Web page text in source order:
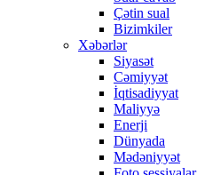
Çətin sual
Bizimkiler
Xəbərlər
Siyasət
Cəmiyyət
İqtisadiyyat
Maliyyə
Enerji
Dünyada
Mədəniyyət